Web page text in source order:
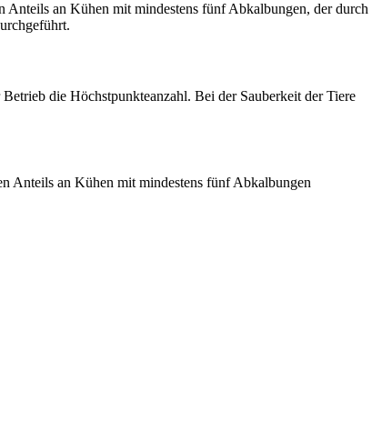
Anteils an Kühen mit mindestens fünf Abkalbungen, der durch
die Höchstpunkteanzahl. Bei der Sauberkeit der Tiere
Anteils an Kühen mit mindestens fünf Abkalbungen